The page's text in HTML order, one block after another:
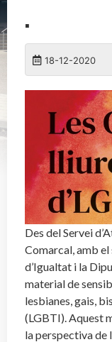
.
18-12-2020
Des del Servei
Comarcal, amb
d’Igualtat i la
material de
lesbianes, gais,
(LGBTI). Aquest
la perspectiva de